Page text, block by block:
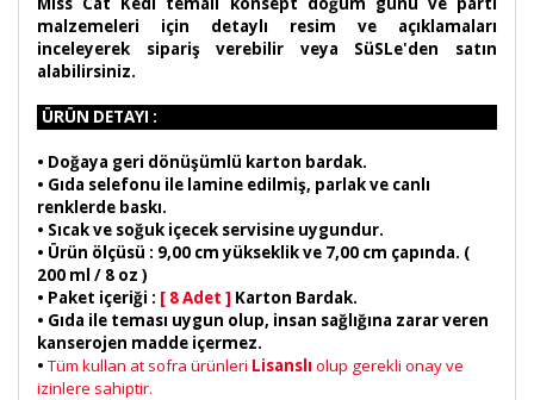
malzemeleri için detaylı resim ve açıklamaları
inceleyerek sipariş verebilir veya SüSLe'den satın
alabilirsiniz.
ÜRÜN DETAYI :
• Doğaya geri dönüşümlü karton bardak.
• Gıda selefonu ile lamine edilmiş, parlak ve canlı
renklerde baskı.
• Sıcak ve soğuk içecek servisine uygundur.
• Ürün ölçüsü : 9,00 cm yükseklik ve 7,00 cm çapında. (
200 ml / 8 oz )
• Paket içeriği : [ 8 Adet ] Karton Bardak.
• Gıda ile teması uygun olup, insan sağlığına zarar veren
kanserojen madde içermez.
•Tüm kullan at sofra ürünleri Lisanslı olup gerekli onay ve
izinlere sahiptir.